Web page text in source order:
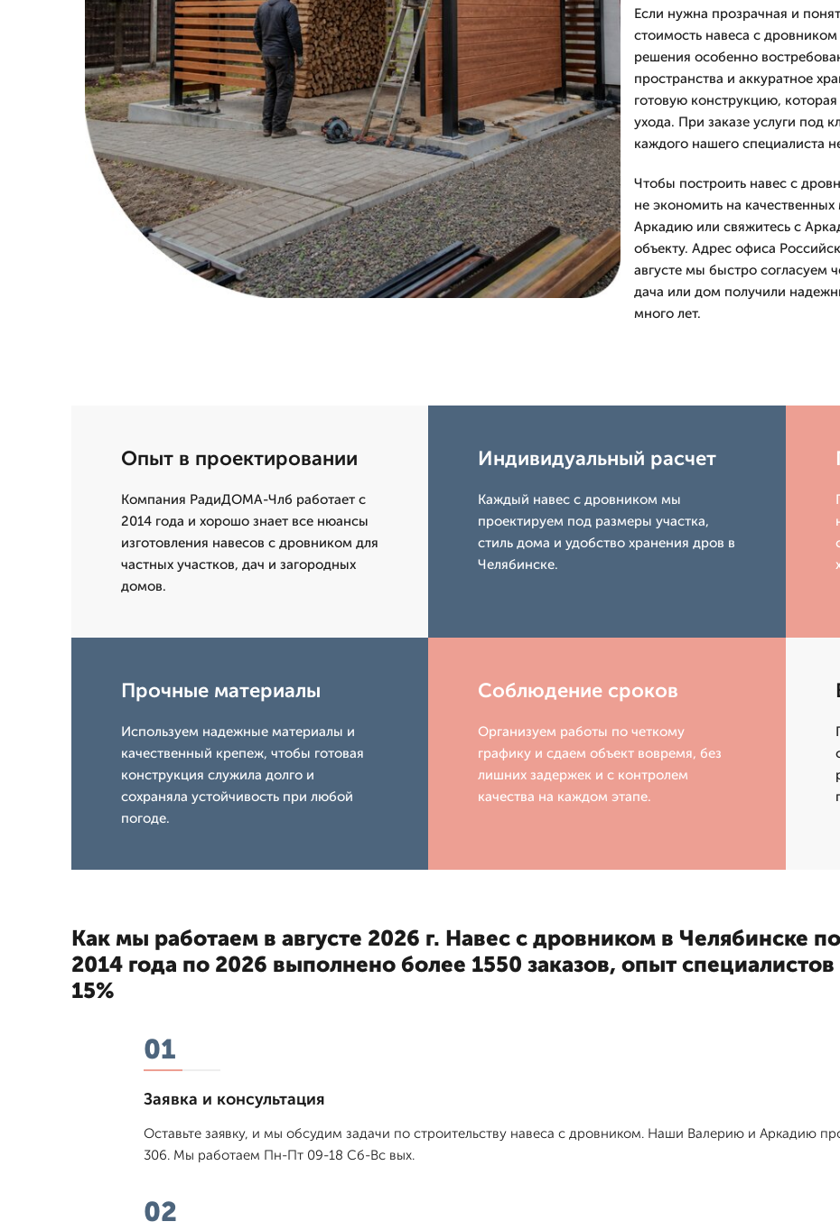
Если нужна прозрачная и
стоимость навеса с
решения особенно
пространства и аккуратное
готовую конструкцию,
ухода. При заказе услуги под
каждого нашего специалиста
Чтобы построить навес с
не экономить на
Аркадию или свяжитесь с
объекту. Адрес офиса
августе мы быстро согласуем
дача или дом получили
много лет.
Опыт в проектировании
Компания РадиДОМА-Члб работает с
2014 года и хорошо знает все нюансы
изготовления навесов с дровником для
частных участков, дач и загородных
домов.
Индивидуальный расчет
Каждый навес с дровником мы
проектируем под размеры участка,
стиль дома и удобство хранения дров в
Челябинске.
Прочные материалы
Используем надежные материалы и
качественный крепеж, чтобы готовая
конструкция служила долго и
сохраняла устойчивость при любой
погоде.
Соблюдение сроков
Организуем работы по четкому
графику и сдаем объект вовремя, без
лишних задержек и с контролем
качества на каждом этапе.
Как мы работаем в августе 2026 г. Навес с дровником в Челябинске
2014 года по 2026 выполнено более 1550 заказов, опыт
15%
01
Заявка и консультация
Оставьте заявку, и мы обсудим задачи по строительству навеса с дровником. Наши Валерию и Аркадию
306. Мы работаем Пн-Пт 09-18 Сб-Вс вых.
02